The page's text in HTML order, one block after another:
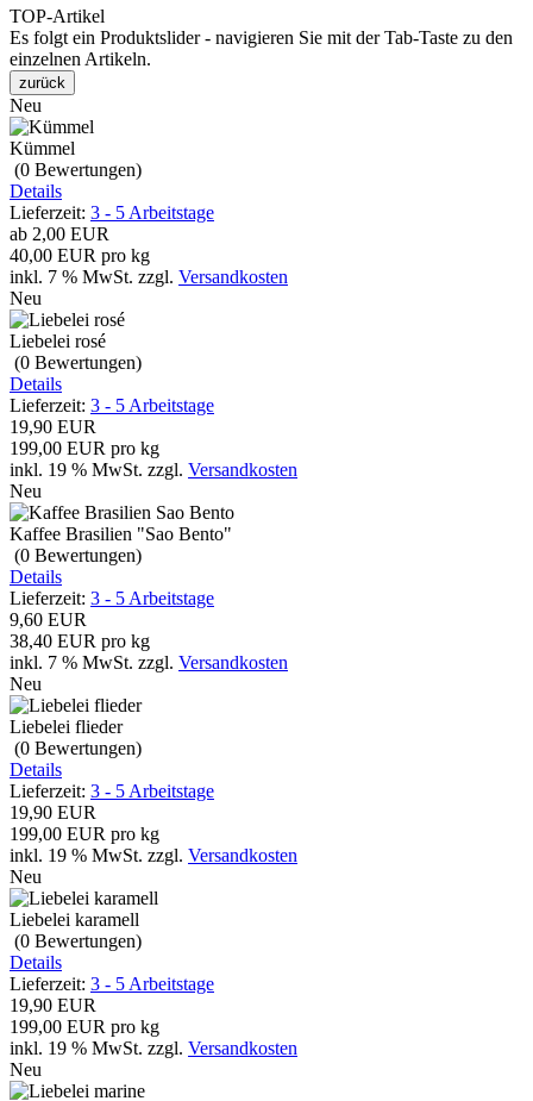
TOP-Artikel
Es folgt ein Produktslider - navigieren Sie mit der Tab-Taste zu den
einzelnen Artikeln.
zurück
Neu
Kümmel
(0 Bewertungen)
Details
Lieferzeit: 3 - 5 Arbeitstage
ab 2,00 EUR
40,00 EUR pro kg
inkl. 7 % MwSt. zzgl. Versandkosten
Neu
Liebelei rosé
(0 Bewertungen)
Details
Lieferzeit: 3 - 5 Arbeitstage
19,90 EUR
199,00 EUR pro kg
inkl. 19 % MwSt. zzgl. Versandkosten
Neu
Kaffee Brasilien "Sao Bento"
(0 Bewertungen)
Details
Lieferzeit: 3 - 5 Arbeitstage
9,60 EUR
38,40 EUR pro kg
inkl. 7 % MwSt. zzgl. Versandkosten
Neu
Liebelei flieder
(0 Bewertungen)
Details
Lieferzeit: 3 - 5 Arbeitstage
19,90 EUR
199,00 EUR pro kg
inkl. 19 % MwSt. zzgl. Versandkosten
Neu
Liebelei karamell
(0 Bewertungen)
Details
Lieferzeit: 3 - 5 Arbeitstage
19,90 EUR
199,00 EUR pro kg
inkl. 19 % MwSt. zzgl. Versandkosten
Neu